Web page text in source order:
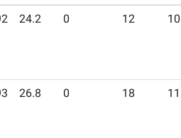
24.2 0 12 10
26.8 0 18 11